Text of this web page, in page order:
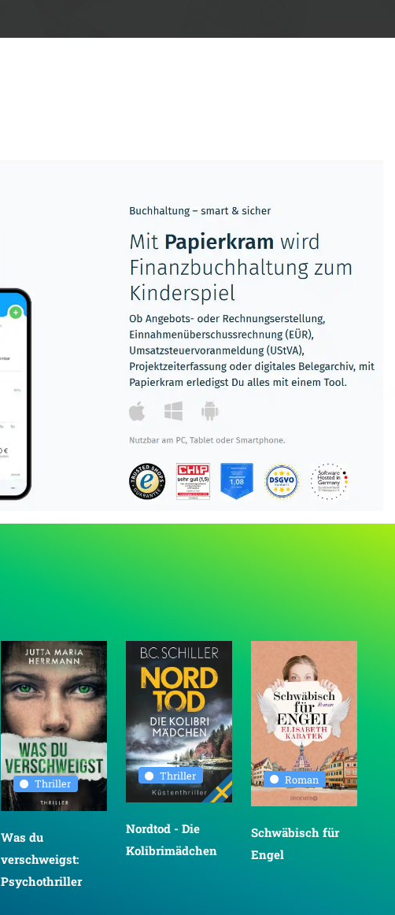
Thriller
Was du
verschweigst:
Psychothriller
Thriller
Nordtod - Die
Kolibrimädchen
Roman
Schwäbisch für
Engel